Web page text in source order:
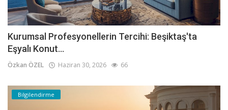
Kurumsal Profesyonellerin Tercihi: Beşiktaş'ta
Eşyalı Konut...
Özkan ÖZEL Haziran 30, 2026 66
Bilgilendirme